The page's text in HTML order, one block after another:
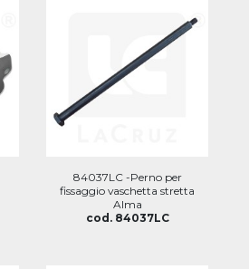
84037LC -Perno per
fissaggio vaschetta stretta
Alma
cod. 84037LC